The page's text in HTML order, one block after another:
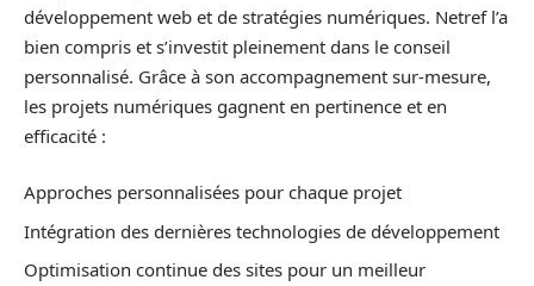
développement web et de stratégies numériques. Netref l’a
bien compris et s’investit pleinement dans le conseil
personnalisé. Grâce à son accompagnement sur-mesure,
les projets numériques gagnent en pertinence et en
efficacité :
Approches personnalisées pour chaque projet
Intégration des dernières technologies de développement
Optimisation continue des sites pour un meilleur